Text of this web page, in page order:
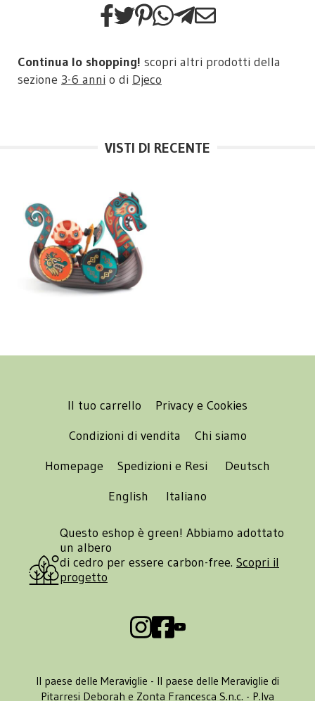
Continua lo shopping! scopri altri prodotti della
sezione 3-6 anni o di Djeco
VISTI DI RECENTE
Il tuo carrello
Privacy e Cookies
Condizioni di vendita
Chi siamo
Homepage
Spedizioni e Resi
Deutsch
English
Italiano
Questo eshop è green! Abbiamo adottato
un albero
di cedro per essere carbon-free. Scopri il
progetto
Il paese delle Meraviglie - Il paese delle Meraviglie di
Pitarresi Deborah e Zonta Francesca S.n.c. - P.Iva